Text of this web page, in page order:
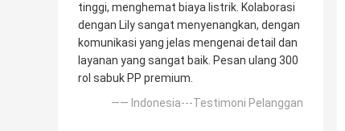
tinggi, menghemat biaya listrik. Kolaborasi
dengan Lily sangat menyenangkan, dengan
komunikasi yang jelas mengenai detail dan
layanan yang sangat baik. Pesan ulang 300
rol sabuk PP premium.
—— Indonesia---Testimoni Pelanggan